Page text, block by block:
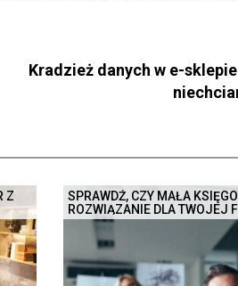
Kradzież danych w e-
Z
SPRAWDŹ, CZY MAŁA
ROZWIĄZANIE DLA TWOJEJ